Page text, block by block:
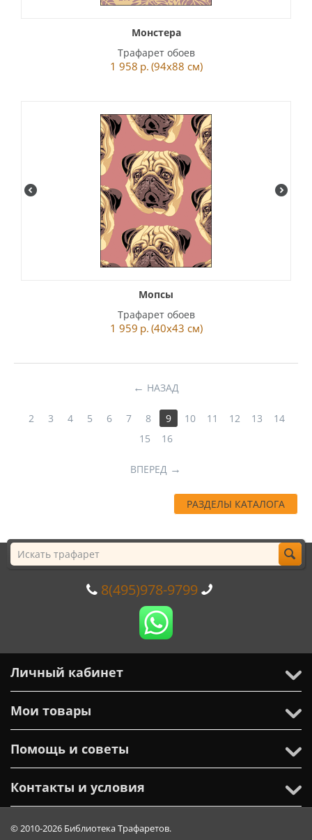
Монстера
Трафарет обоев
1 958 р. (94x88 см)
Мопсы
Трафарет обоев
1 959 р. (40x43 см)
НАЗАД
2 3 4 5 6 7 8 9 10 11 12 13
14
15
16
ВПЕРЕД
РАЗДЕЛЫ КАТАЛОГА
8(495)978-9799
Личный кабинет
Мои товары
Помощь и советы
Контакты и условия
© 2010-2026 Библиотека Трафаретов.